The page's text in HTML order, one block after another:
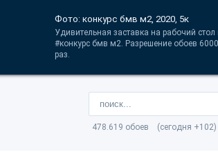
Фото: конкурс бмв м2, 2020, 5к
Удивительная заставка на рабочий
#конкурс бмв м2. Разрешение обоев
раз.
478.619 обоев (сегодня